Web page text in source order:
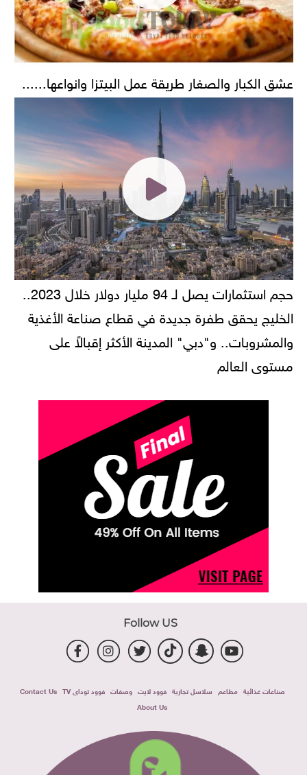
عشق الكبار والصغار طريقة عمل البيتزا وانواعها......
حجم استثمارات يصل لـ 94 مليار دولار خلال 2023..
الخليج يحقق طفرة جديدة في قطاع صناعة الأغذية
والمشروبات.. و"دبي" المدينة الأكثر إقبالاً على
مستوى العالم
Follow US
صناعات غذائية مطاعم سلاسل تجارية فوود لايت وصفات فوود توداى TV
Contact Us
About Us